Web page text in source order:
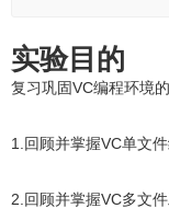
实验目的
复习巩固VC编程环境
1.回顾并掌握VC单文
2.回顾并掌握VC多文